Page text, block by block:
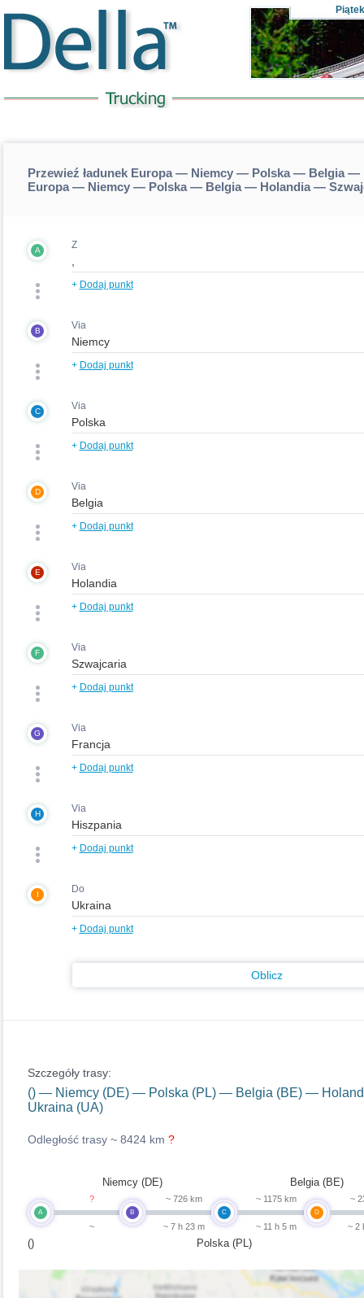
Piątek
Przewieź ładunek Europa — Niemcy — Polska — Belgia
Europa — Niemcy — Polska — Belgia — Holandia —
A Z
+ Dodaj punkt
B Via
+ Dodaj punkt
C Via
+ Dodaj punkt
D Via
+ Dodaj punkt
E Via
+ Dodaj punkt
F Via
+ Dodaj punkt
G Via
+ Dodaj punkt
H Via
+ Dodaj punkt
I Do
+ Dodaj punkt
Oblicz
Szczegóły trasy:
() — Niemcy (DE) — Polska (PL) — Belgia (BE) —
Ukraina (UA)
Odległość trasy ~ 8424 km ?
A
()
?
~
B
Niemcy (DE)
~ 726 km
~ 7 h 23 m
C
Polska (PL)
~ 1175 km
~ 11 h 5 m
D
Belgia (BE)
~
~ 2